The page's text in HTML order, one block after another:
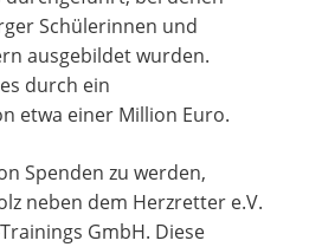
Schülerinnen und
ausgebildet wurden.
durch ein
etwa einer Million Euro.
Spenden zu werden,
neben dem Herzretter e.V.
GmbH. Diese